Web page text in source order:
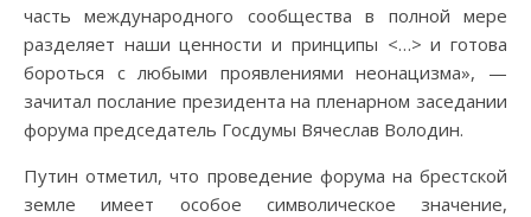
часть международного сообщества в полной мере
разделяет наши ценности и принципы <…> и готова
бороться с любыми проявлениями неонацизма», —
зачитал послание президента на пленарном заседании
форума председатель Госдумы Вячеслав Володин.
Путин отметил, что проведение форума на брестской
земле имеет особое символическое значение,